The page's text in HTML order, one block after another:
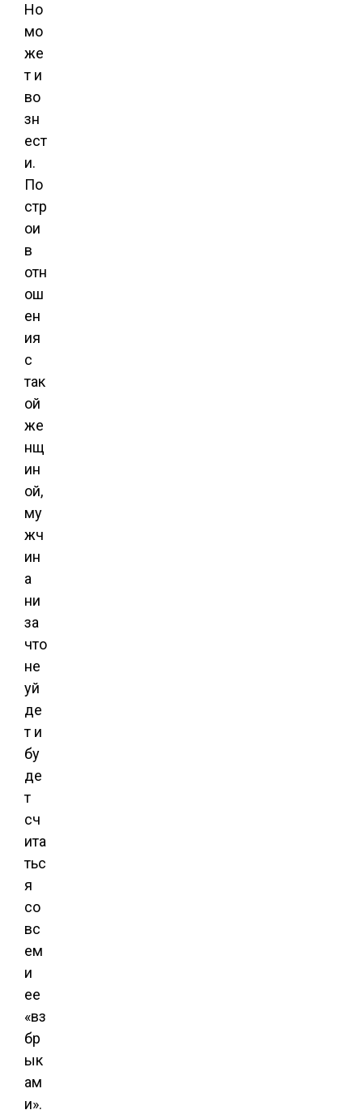
Но
мо
же
т и
во
зн
ест
и.
По
стр
ои
в
отн
ош
ен
ия
с
так
ой
же
нщ
ин
ой,
му
жч
ин
а
ни
за
что
не
уй
де
т и
бу
де
т
сч
ита
тьс
я
со
вс
ем
и
ее
«вз
бр
ык
ам
и».